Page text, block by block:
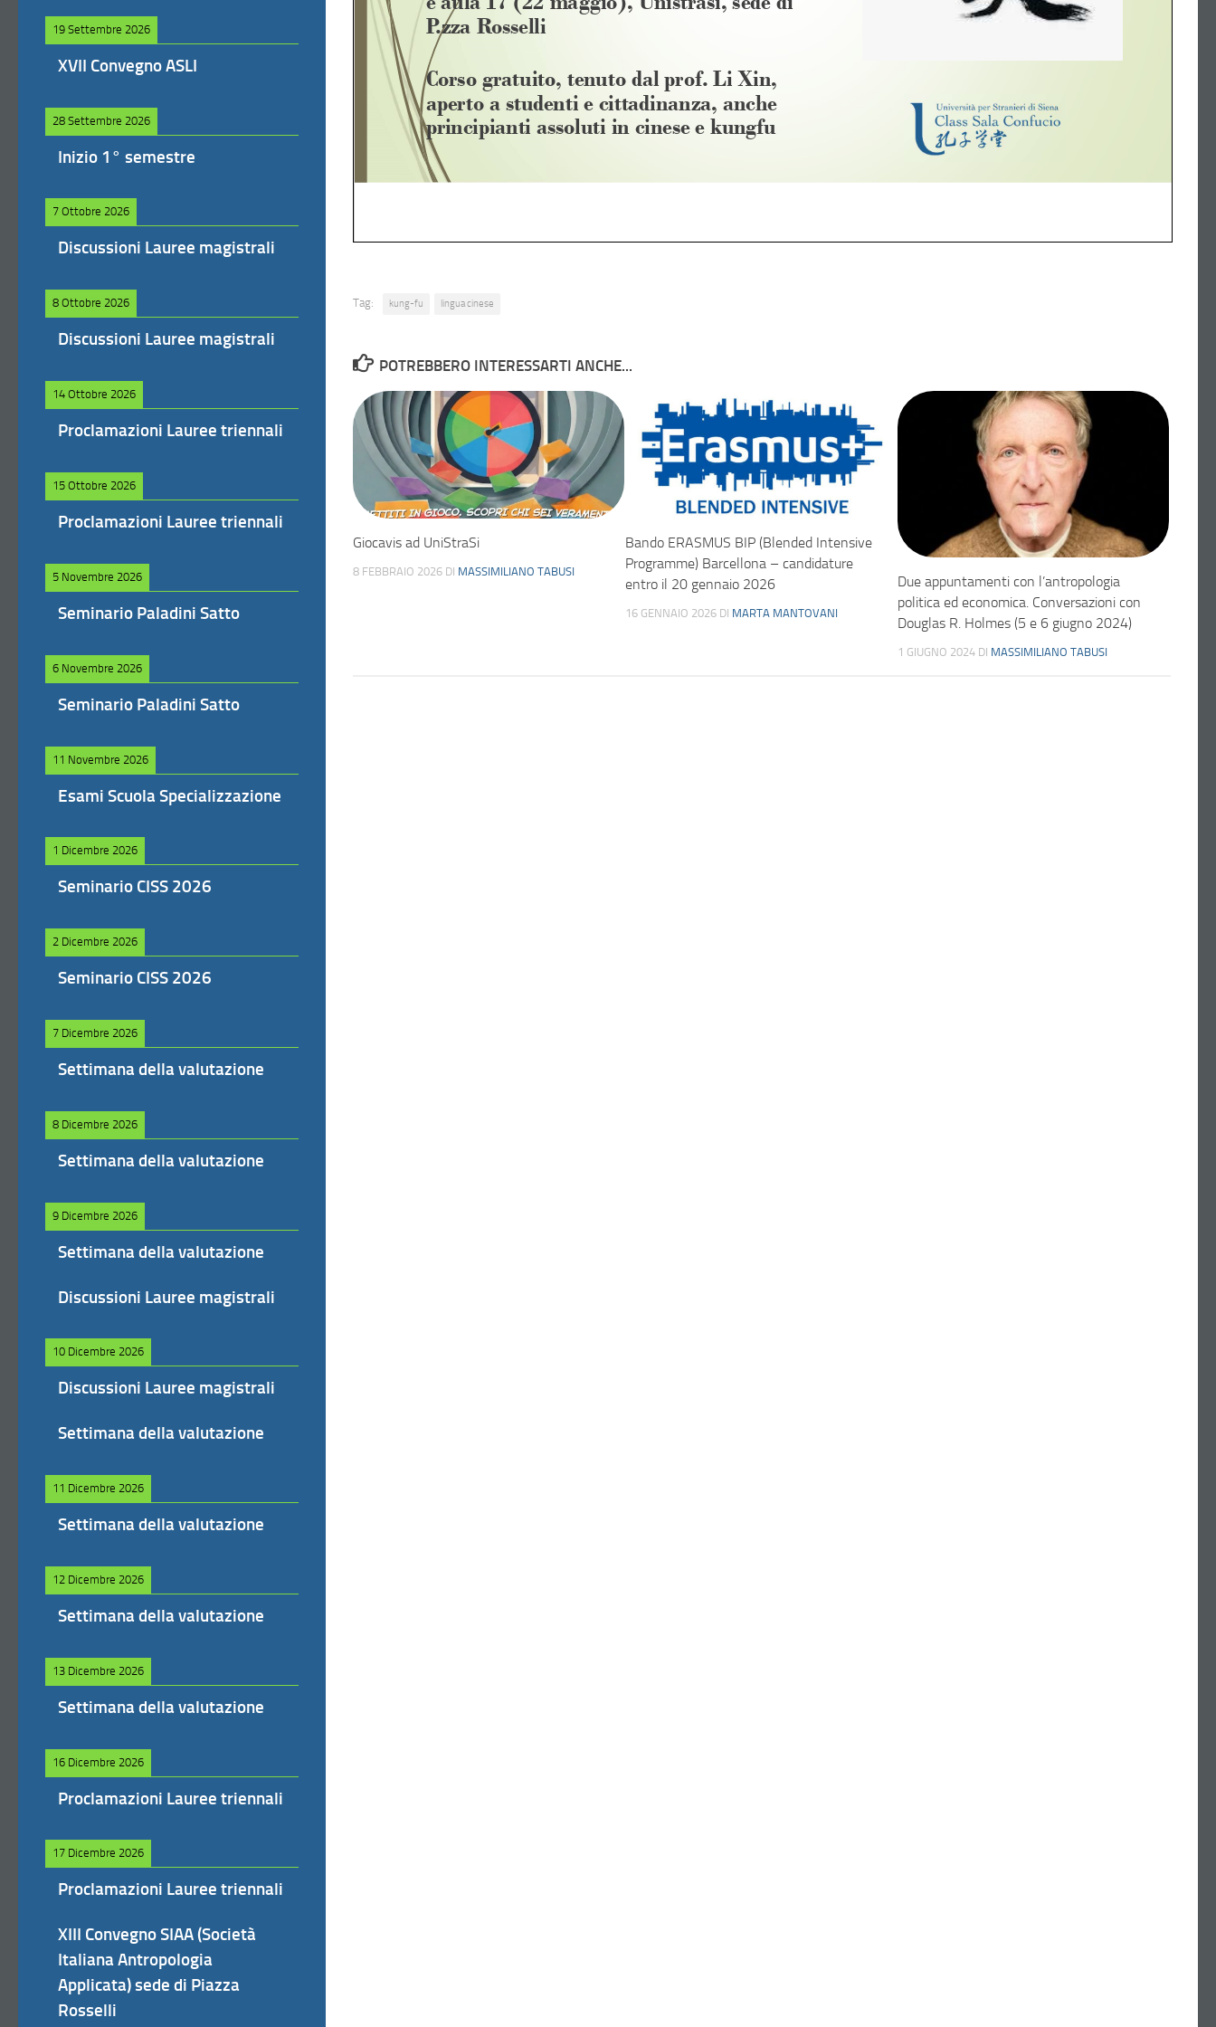
Tag: kung-fu lingua cinese
POTREBBERO INTERESSARTI ANCHE...
Giocavis ad UniStraSi
8 FEBBRAIO 2026 DI MASSIMILIANO TABUSI
Bando ERASMUS BIP (Blended Intensive
Programme) Barcellona – candidature
entro il 20 gennaio 2026
16 GENNAIO 2026 DI MARTA MANTOVANI
Due appuntamenti con l’antropologia
politica ed economica. Conversazioni con
Douglas R. Holmes (5 e 6 giugno 2024)
1 GIUGNO 2024 DI MASSIMILIANO TABUSI
19 Settembre 2026
XVII Convegno ASLI
28 Settembre 2026
Inizio 1° semestre
7 Ottobre 2026
Discussioni Lauree magistrali
8 Ottobre 2026
Discussioni Lauree magistrali
14 Ottobre 2026
Proclamazioni Lauree triennali
15 Ottobre 2026
Proclamazioni Lauree triennali
5 Novembre 2026
Seminario Paladini Satto
6 Novembre 2026
Seminario Paladini Satto
11 Novembre 2026
Esami Scuola Specializzazione
1 Dicembre 2026
Seminario CISS 2026
2 Dicembre 2026
Seminario CISS 2026
7 Dicembre 2026
Settimana della valutazione
8 Dicembre 2026
Settimana della valutazione
9 Dicembre 2026
Settimana della valutazione
Discussioni Lauree magistrali
10 Dicembre 2026
Discussioni Lauree magistrali
Settimana della valutazione
11 Dicembre 2026
Settimana della valutazione
12 Dicembre 2026
Settimana della valutazione
13 Dicembre 2026
Settimana della valutazione
16 Dicembre 2026
Proclamazioni Lauree triennali
17 Dicembre 2026
Proclamazioni Lauree triennali
XIII Convegno SIAA (Società
Italiana Antropologia
Applicata) sede di Piazza
Rosselli